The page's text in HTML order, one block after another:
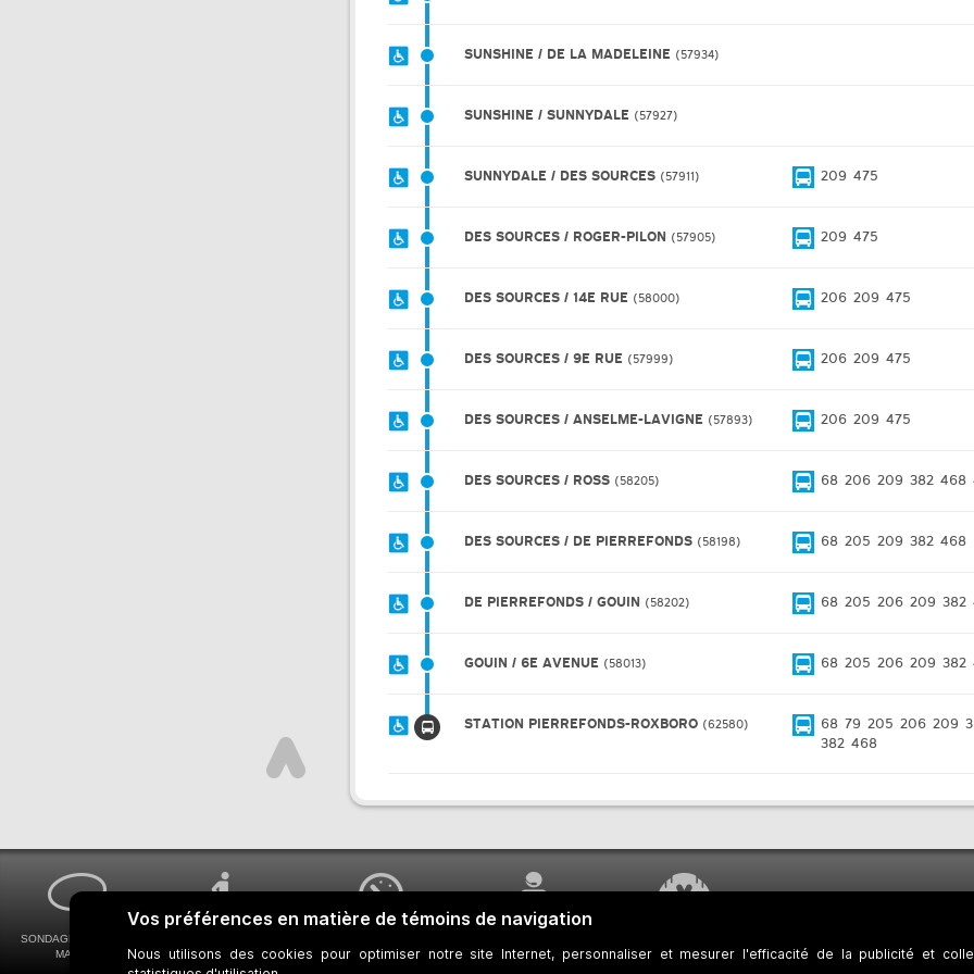
SUNSHINE / DE LA MADELEINE 57934
SUNSHINE / SUNNYDALE 57927
SUNNYDALE / DES SOURCES 57911 209 475
DES SOURCES / ROGER-PILON 57905 209 475
DES SOURCES / 14E RUE 58000 206 209 475
DES SOURCES / 9E RUE 57999 206 209 475
DES SOURCES / ANSELME-LAVIGNE 57893 206 209 475
DES SOURCES / ROSS 58205 68 206 209 382 468
DES SOURCES / DE PIERREFONDS 58198 68 205 209 382 468
DE PIERREFONDS / GOUIN 58202 68 205 206 209 382
GOUIN / 6E AVENUE 58013 68 205 206 209 382
STATION PIERREFONDS-ROXBORO 62580 68 79 205 206 209
382 468
SONDAGES MA VOIX
MA STM
UNIVERSELLE
VOS HORAIRES DE BUS
CLIENTÈLE